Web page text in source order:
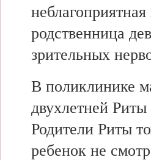
родственница
зрительных
В поликлинике
двухлетней
Родители Риты
ребенок не